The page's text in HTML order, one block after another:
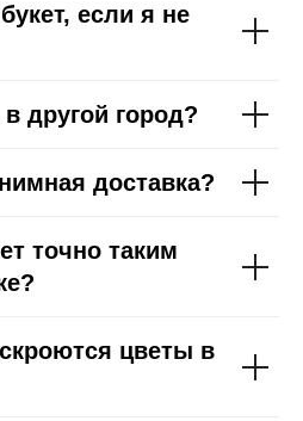
если я не
другой город?
доставка?
точно таким
цветы в